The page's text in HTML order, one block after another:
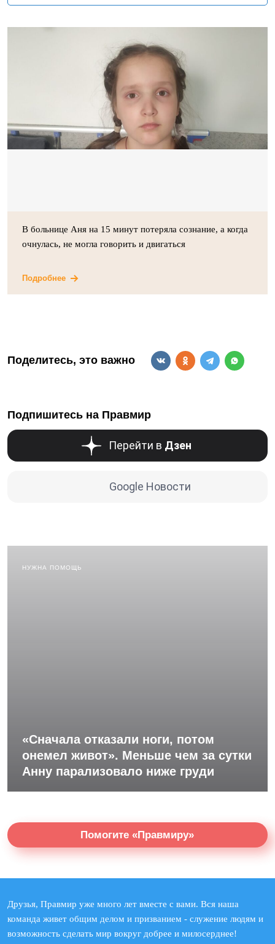
В больнице Аня на 15 минут потеряла сознание, а когда
очнулась, не могла говорить и двигаться
Подробнее
Поделитесь, это важно
Подпишитесь на Правмир
Перейти в Дзен
Google Новости
НУЖНА ПОМОЩЬ
«Сначала отказали ноги, потом
онемел живот». Меньше чем за сутки
Анну парализовало ниже груди
Помогите «Правмиру»
Друзья, Правмир уже много лет вместе с вами. Вся наша
команда живет общим делом и призванием - служение людям и
возможность сделать мир вокруг добрее и милосерднее!